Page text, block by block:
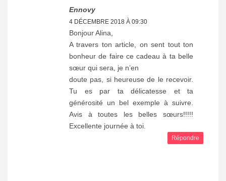
Ennovy
4 DÉCEMBRE 2018 À 09:30
Bonjour Alina,
A travers ton article, on sent tout ton
bonheur de faire ce cadeau à ta belle
sœur qui sera, je n’en
doute pas, si heureuse de le recevoir.
Tu es par ta délicatesse et ta
générosité un bel exemple à suivre.
Avis à toutes les belles sœurs!!!!!
Excellente journée à toi.
Répondre